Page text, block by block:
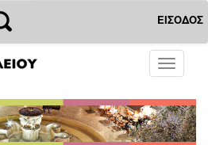
ΕΙΣΟΔΟΣ
Toggle